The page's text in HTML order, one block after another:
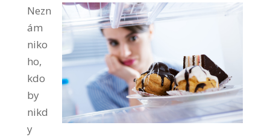
Nezn
ám
niko
ho,
kdo
by
nikd
y